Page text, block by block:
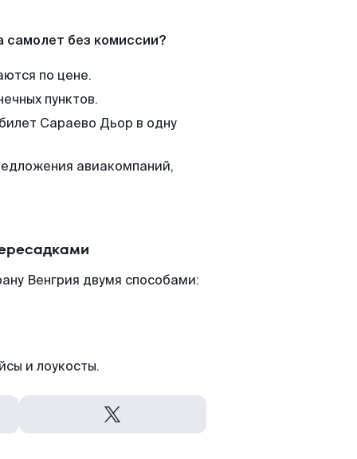
самолет без комиссии?
по цене.
пунктов.
Сараево Дьор в одну
авиакомпаний,
Венгрия двумя способами:
и лоукосты.